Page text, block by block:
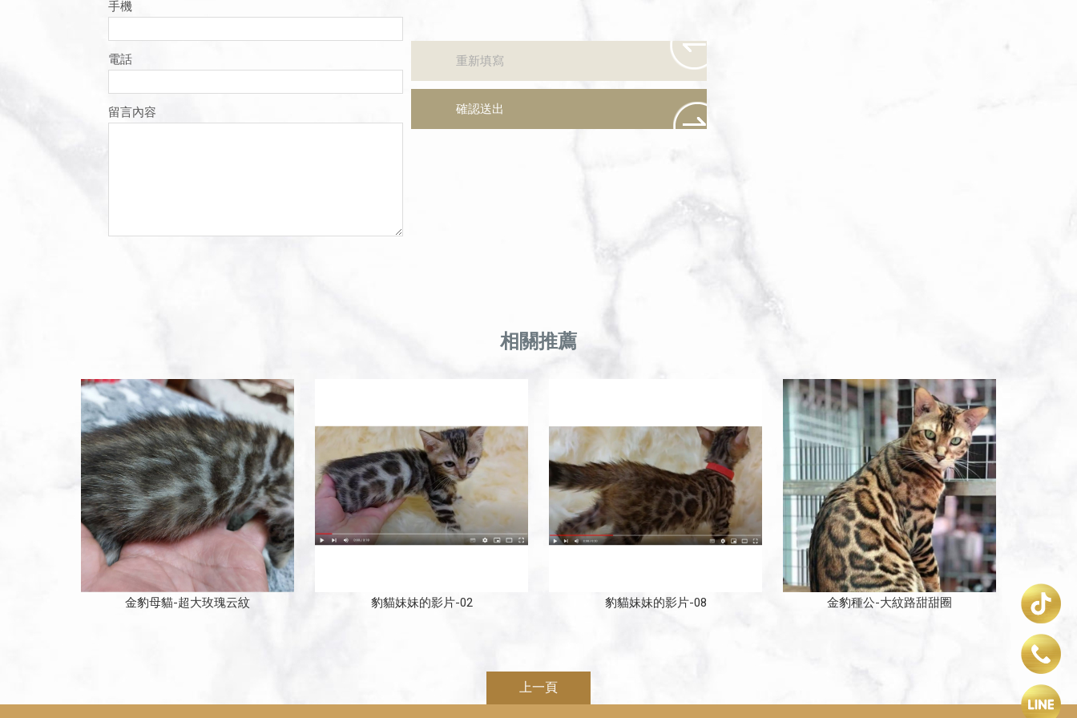
手機
電話
留言內容
金豹母貓-超大玫瑰云紋 豹貓妹妹的影片-02 豹貓妹妹的影片-08 金豹種公-大紋路甜甜圈
上一頁